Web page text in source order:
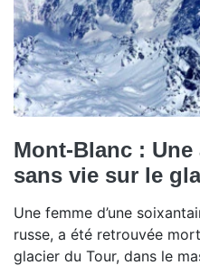
Mont-Blanc :
sans vie sur le
Une femme d’une
russe, a été retrouvée
glacier du Tour, dans le